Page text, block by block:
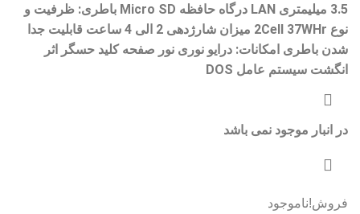
3.5 میلیمتری LAN درگاه حافظه Micro SD باطری: ظرفیت و
نوع 2Cell 37WHr میزان شارژدهی 2 الی 4 ساعت قابلیت جدا
شدن باطری امکانات: درایو نوری نور صفحه کلید حسگر اثر
انگشت سیستم عامل DOS
در انبار موجود نمی باشد
فروش!ناموجود